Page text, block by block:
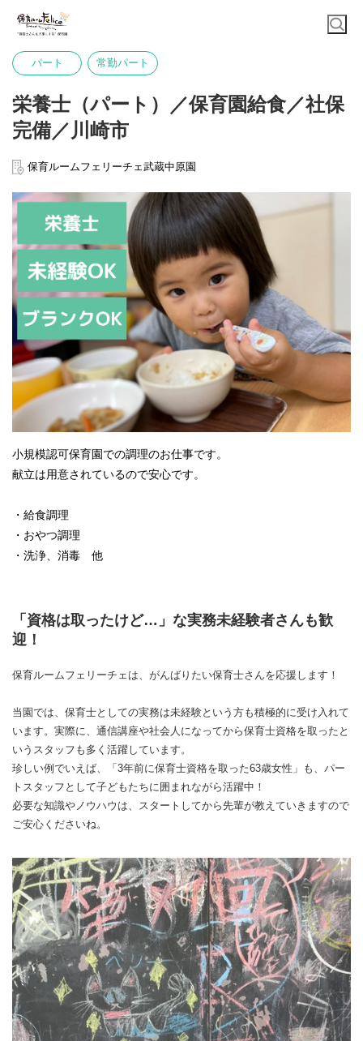
パート 常勤パート
栄養士（パート）／保育園給食／社保
完備／川崎市
保育ルームフェリーチェ武蔵中原園
小規模認可保育園での調理のお仕事です。
献立は用意されているので安心です。
・給食調理
・おやつ調理
・洗浄、消毒 他
「資格は取ったけど…」な実務未経験者さんも歓
迎！
保育ルームフェリーチェは、がんばりたい保育士さんを応援します！
当園では、保育士としての実務は未経験という方も積極的に受け入れて
います。実際に、通信講座や社会人になってから保育士資格を取ったと
いうスタッフも多く活躍しています。
珍しい例でいえば、「3年前に保育士資格を取った63歳女性」も、パー
トスタッフとして子どもたちに囲まれながら活躍中！
必要な知識やノウハウは、スタートしてから先輩が教えていきますので
ご安心くださいね。